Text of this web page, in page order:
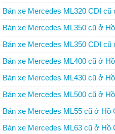
Bán xe Mercedes ML320 CDI cũ
Bán xe Mercedes ML350 cũ ở
Bán xe Mercedes ML350 CDI cũ
Bán xe Mercedes ML400 cũ ở
Bán xe Mercedes ML430 cũ ở
Bán xe Mercedes ML500 cũ ở
Bán xe Mercedes ML55 cũ ở Hồ
Bán xe Mercedes ML63 cũ ở Hồ